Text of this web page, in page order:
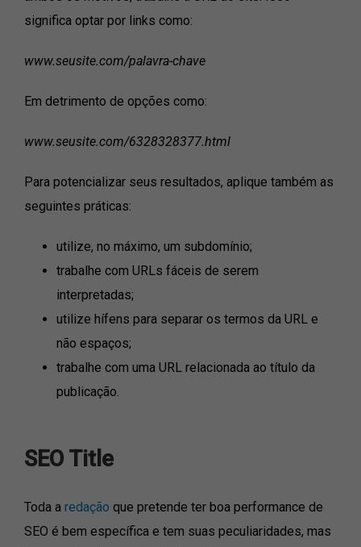
significa optar por links como:
www.seusite.com/palavra-chave
Em detrimento de opções como:
www.seusite.com/6328328377.html
Para potencializar seus resultados, aplique também as
seguintes práticas:
utilize, no máximo, um subdomínio;
trabalhe com URLs fáceis de serem
interpretadas;
utilize hífens para separar os termos da URL e
não espaços;
trabalhe com uma URL relacionada ao título da
publicação.
SEO Title
Toda a redação que pretende ter boa performance de
SEO é bem específica e tem suas peculiaridades, mas